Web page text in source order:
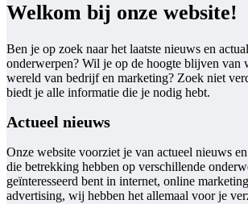
Welkom bij onze website!
Ben je op zoek naar het laatste nieuws en
onderwerpen? Wil je op de hoogte blijven van
wereld van bedrijf en marketing? Zoek niet
biedt je alle informatie die je nodig hebt.
Actueel nieuws
Onze website voorziet je van actueel nieuws
die betrekking hebben op verschillende
geïnteresseerd bent in internet, online
advertising, wij hebben het allemaal voor je